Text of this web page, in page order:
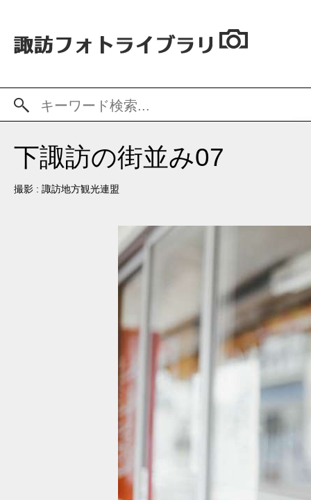
下諏訪の街並み07
撮影 : 諏訪地方観光連盟